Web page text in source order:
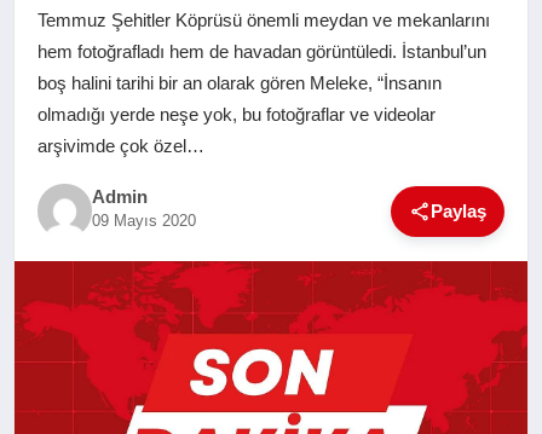
EKONOMI
SAĞLIK
SANAT
Temmuz Şehitler Köprüsü önemli meydan ve mekanlarını
hem fotoğrafladı hem de havadan görüntüledi. İstanbul’un
boş halini tarihi bir an olarak gören Meleke, “İnsanın
olmadığı yerde neşe yok, bu fotoğraflar ve videolar
arşivimde çok özel…
Admin
09 Mayıs 2020 Paylaş